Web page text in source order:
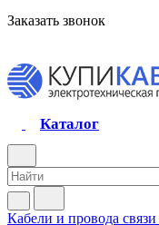
Заказать звонок
Каталог
Кабели и провода связи